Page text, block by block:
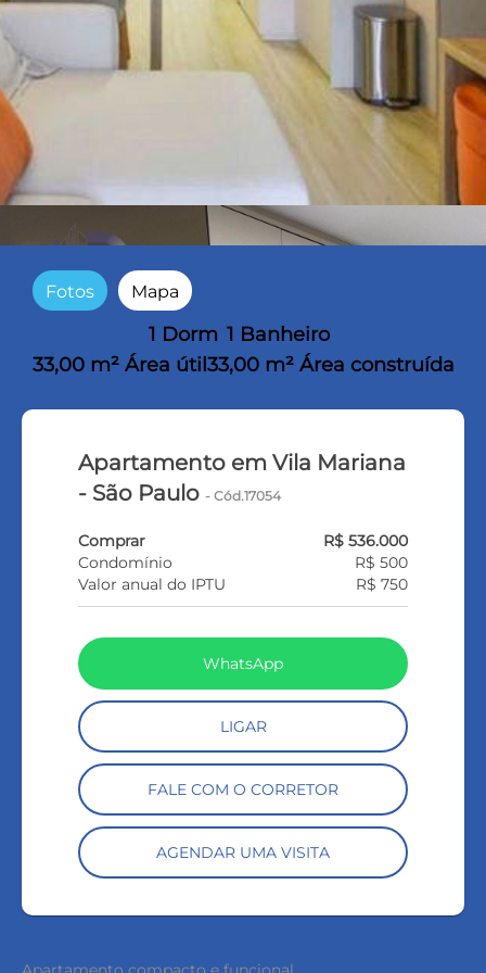
Fotos Mapa
1 Dorm 1 Banheiro
33,00 m² Área útil 33,00 m² Área construída
Apartamento em Vila Mariana
- São Paulo - Cód.17054
Comprar
R$ 536.000
Condomínio
R$ 500
Valor anual do IPTU
R$ 750
WhatsApp
LIGAR
FALE COM O CORRETOR
AGENDAR UMA VISITA